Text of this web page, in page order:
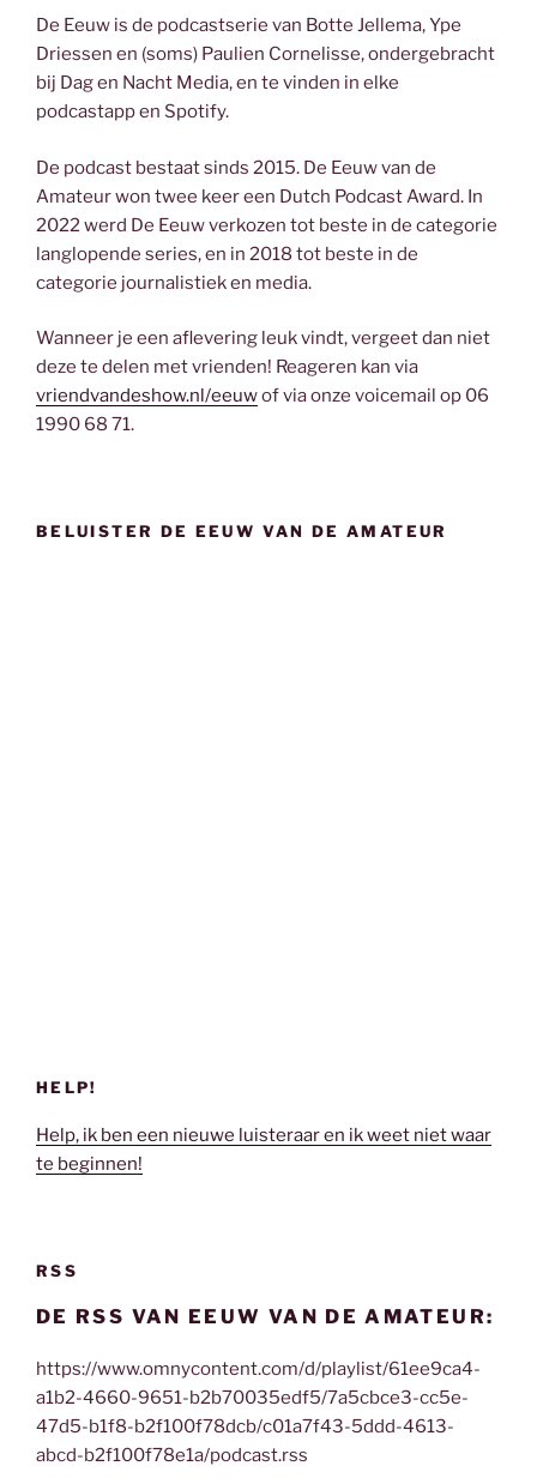
De Eeuw is de podcastserie van Botte Jellema, Ype
Driessen en (soms) Paulien Cornelisse, ondergebracht
bij Dag en Nacht Media, en te vinden in elke
podcastapp en Spotify.
De podcast bestaat sinds 2015. De Eeuw van de
Amateur won twee keer een Dutch Podcast Award. In
2022 werd De Eeuw verkozen tot beste in de categorie
langlopende series, en in 2018 tot beste in de
categorie journalistiek en media.
Wanneer je een aflevering leuk vindt, vergeet dan niet
deze te delen met vrienden! Reageren kan via
vriendvandeshow.nl/eeuwof via onze voicemail op 06
1990 68 71.
BELUISTER DE EEUW VAN DE AMATEUR
HELP!
Help, ik ben een nieuwe luisteraar en ik weet niet waar
te beginnen!
RSS
DE RSS VAN EEUW VAN DE AMATEUR:
https://www.omnycontent.com/d/playlist/61ee9ca4-
a1b2-4660-9651-b2b70035edf5/7a5cbce3-cc5e-
47d5-b1f8-b2f100f78dcb/c01a7f43-5ddd-4613-
abcd-b2f100f78e1a/podcast.rss